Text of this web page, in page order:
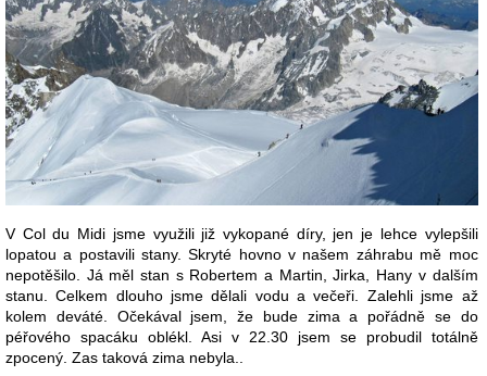
V Col du Midi jsme využili již vykopané díry, jen je lehce vylepšili
lopatou a postavili stany. Skryté hovno v našem záhrabu mě moc
nepotěšilo. Já měl stan s Robertem a Martin, Jirka, Hany v dalším
stanu. Celkem dlouho jsme dělali vodu a večeři. Zalehli jsme až
kolem deváté. Očekával jsem, že bude zima a pořádně se do
péřového spacáku oblékl. Asi v 22.30 jsem se probudil totálně
zpocený. Zas taková zima nebyla..